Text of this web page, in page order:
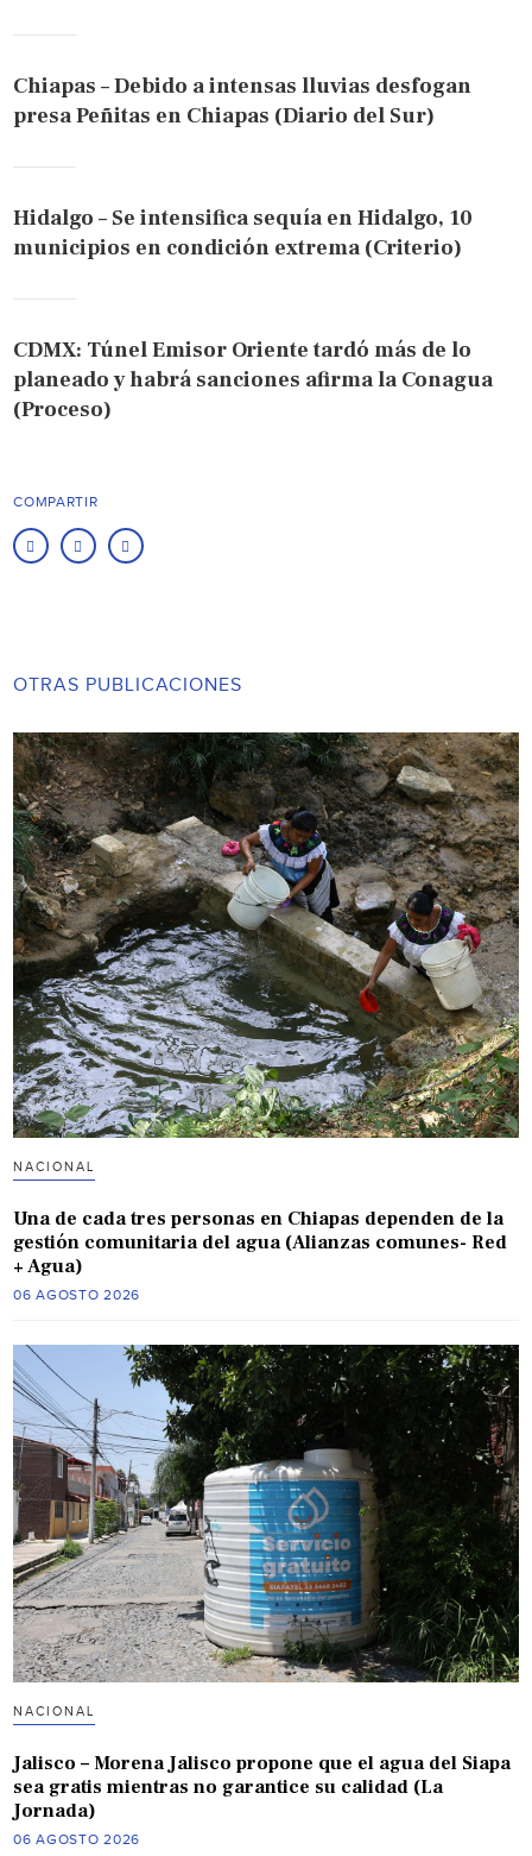
Chiapas – Debido a intensas lluvias desfogan
presa Peñitas en Chiapas (Diario del Sur)
Hidalgo – Se intensifica sequía en Hidalgo, 10
municipios en condición extrema (Criterio)
CDMX: Túnel Emisor Oriente tardó más de lo
planeado y habrá sanciones afirma la Conagua
(Proceso)
COMPARTIR
OTRAS PUBLICACIONES
NACIONAL
Una de cada tres personas en Chiapas dependen de la
gestión comunitaria del agua (Alianzas comunes- Red
+ Agua)
06 AGOSTO 2026
NACIONAL
Jalisco – Morena Jalisco propone que el agua del Siapa
sea gratis mientras no garantice su calidad (La
Jornada)
06 AGOSTO 2026